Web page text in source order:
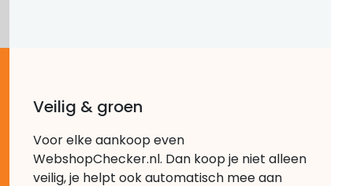
Veilig & groen
Voor elke aankoop even
WebshopChecker.nl. Dan koop je niet alleen
veilig, je helpt ook automatisch mee aan